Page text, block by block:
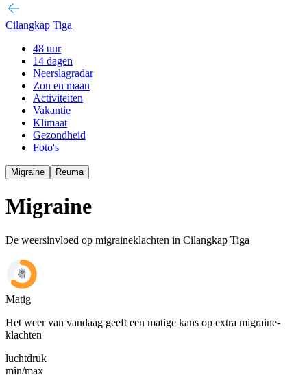
Cilangkap Tiga
48 uur
14 dagen
Neerslagradar
Zon en maan
Activiteiten
Vakantie
Klimaat
Gezondheid
Foto's
Migraine Reuma
Migraine
De weersinvloed op migraineklachten in Cilangkap Tiga
Matig
Het weer van vandaag geeft een matige kans op extra migraine-
klachten
luchtdruk
min/max